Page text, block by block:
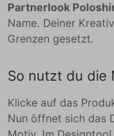
Partnerlook
Name. Deiner
Grenzen gesetzt.
So nutzt du die
Klicke auf das
Nun öffnet sich das